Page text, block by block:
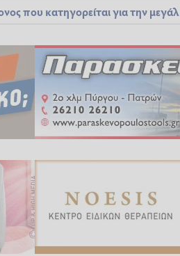
που κατηγορείται για την